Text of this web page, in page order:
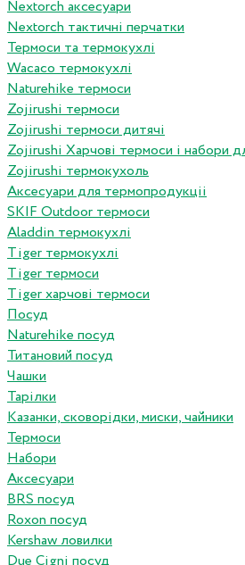
Nextorch аксесуари
Nextorch тактичні перчатки
Термоси та термокухлі
Wacaco термокухлі
Naturehike термоси
Zojirushi термоси
Zojirushi термоси дитячі
Zojirushi Харчові термоси і набори
Zojirushi термокухоль
Аксесуари для термопродукціі
SKIF Outdoor термоси
Aladdin термокухлі
Tiger термокухлі
Tiger термоси
Tiger харчові термоси
Посуд
Naturehike посуд
Титановий посуд
Чашки
Тарілки
Казанки, сковорідки, миски, чайники
Термоси
Набори
Аксесуари
BRS посуд
Roxon посуд
Kershaw ловилки